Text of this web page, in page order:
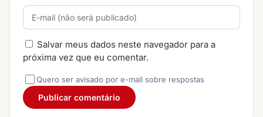
Salvar meus dados neste navegador para a
próxima vez que eu comentar.
Quero ser avisado por e-mail sobre respostas